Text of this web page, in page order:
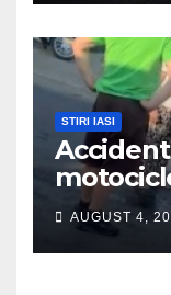
STIRI IASI
soldat
AUGUST 4,